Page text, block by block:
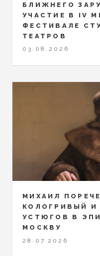
БЛИЖНЕГО
УЧАСТИЕ В IV
ФЕСТИВАЛЕ
ТЕАТРОВ
03.08.2026
МИХАИЛ
КОЛОГРИВЫЙ И
УСТЮГОВ В
МОСКВУ
28.07.2026